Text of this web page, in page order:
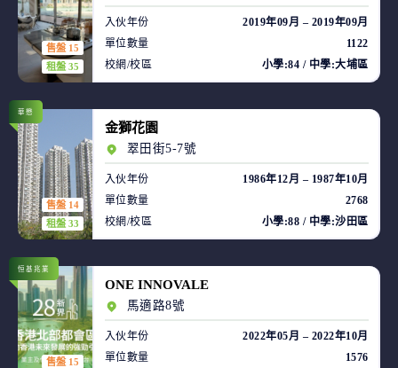
售盤 15
租盤 35
入伙年份
2019年09月 – 2019年09月
單位數量
1122
校網/校區
小學:84 / 中學:大埔區
售盤 14
租盤 33
華懋
金獅花園
翠田街5-7號
入伙年份
1986年12月 – 1987年10月
單位數量
2768
校網/校區
小學:88 / 中學:沙田區
售盤 15
恒基兆業
ONE INNOVALE
馬適路8號
入伙年份
2022年05月 – 2022年10月
單位數量
1576